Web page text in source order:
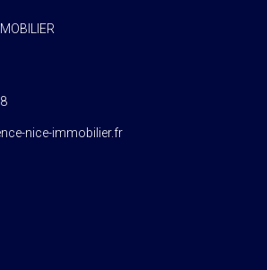
nice-immobilier.fr